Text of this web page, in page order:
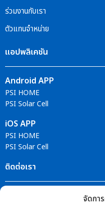
จัดกา
ร่วมงานกับเรา
ตัวแทนจำหน่าย
แอปพลิเคชัน
Android APP
PSI HOME
PSI Solar Cell
iOS APP
PSI HOME
PSI Solar Cell
ติดต่อเรา